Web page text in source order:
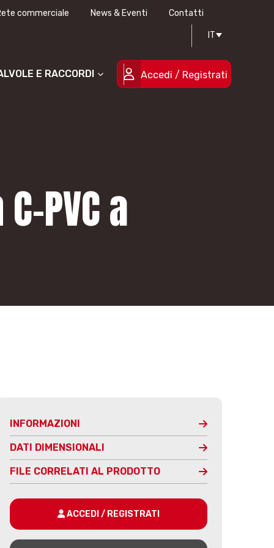
Certificazioni di qualità
Progetti cofinanziati
commerciale News & Eventi Contatti
IT
E RACCORDI Accedi / Registrati
PVC a
INFORMAZIONI
DATI DIMENSIONALI
FILE CORRELATI AL PRODOTTO
ACCEDI / REGISTRATI